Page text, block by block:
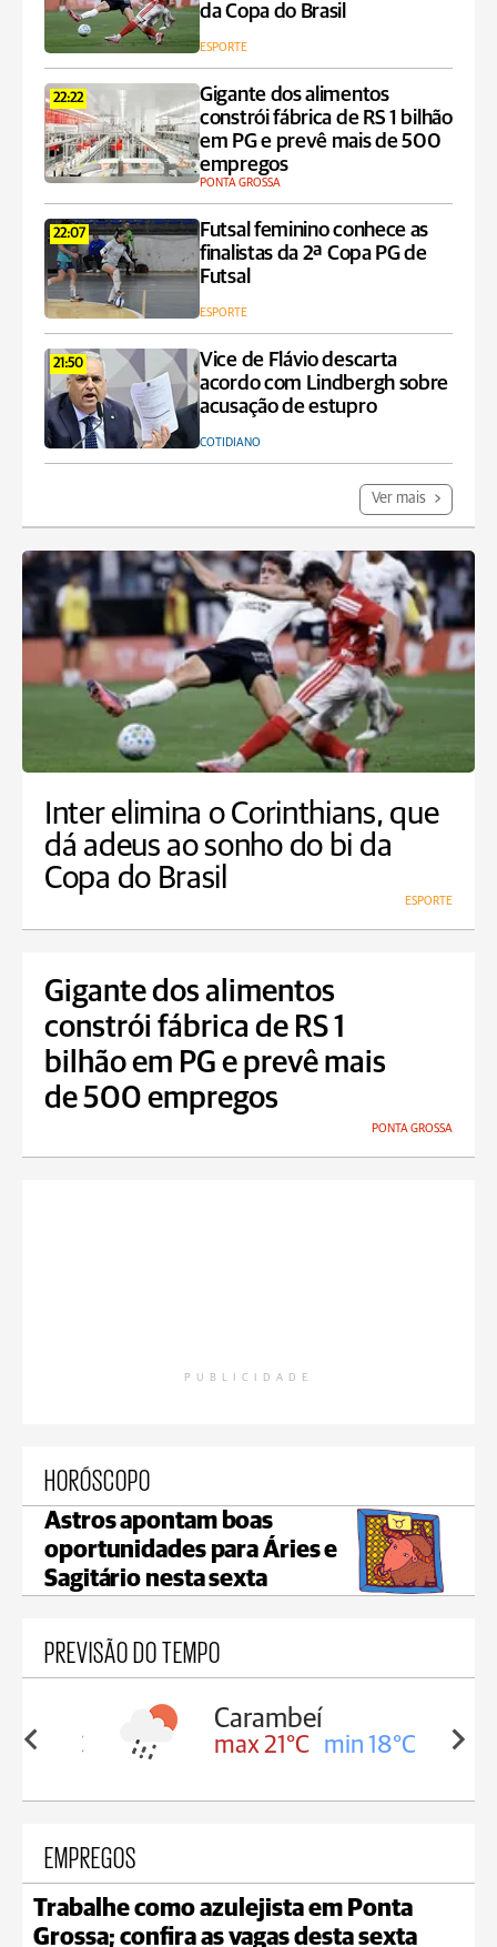
da Copa do Brasil
ESPORTE
22:22
Gigante dos alimentos
constrói fábrica de RS 1 bilhão
em PG e prevê mais de 500
empregos
PONTA GROSSA
22:07
Futsal feminino conhece as
finalistas da 2ª Copa PG de
Futsal
ESPORTE
21:50
Vice de Flávio descarta
acordo com Lindbergh sobre
acusação de estupro
COTIDIANO
Ver mais
Inter elimina o Corinthians, que
dá adeus ao sonho do bi da
Copa do Brasil
ESPORTE
Gigante dos alimentos
constrói fábrica de RS 1
bilhão em PG e prevê mais
de 500 empregos
PONTA GROSSA
PUBLICIDADE
HORÓSCOPO
Astros apontam boas
oportunidades para Áries e
Sagitário nesta sexta
PREVISÃO DO TEMPO
18°C
Carambeí
max 21°C min 18°C
EMPREGOS
Trabalhe como azulejista em Ponta
Grossa; confira as vagas desta sexta